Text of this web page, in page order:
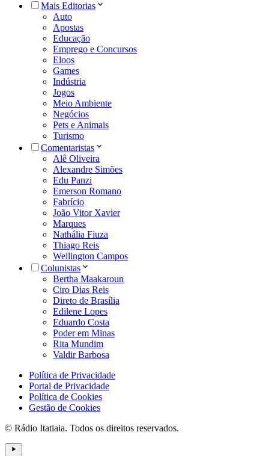
Mais Editorias
Auto
Apostas
Educação
Emprego e Concursos
Eloos
Games
Indústria
Jogos
Meio Ambiente
Negócios
Pets e Animais
Turismo
Comentaristas
Alê Oliveira
Alexandre Simões
Edu Panzi
Emerson Romano
Fabrício
João Vitor Xavier
Marques
Nathália Fiuza
Thiago Reis
Wellington Campos
Colunistas
Bertha Maakaroun
Ciro Dias Reis
Direto de Brasília
Edilene Lopes
Eduardo Costa
Poder em Minas
Rita Mundim
Valdir Barbosa
Política de Privacidade
Portal de Privacidade
Política de Cookies
Gestão de Cookies
© Rádio Itatiaia. Todos os direitos reservados.